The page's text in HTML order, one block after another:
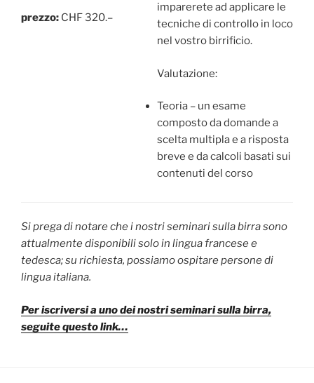
prezzo: CHF 320.–
imparerete ad applicare le
tecniche di controllo in loco
nel vostro birrificio.
Valutazione:
Teoria – un esame
composto da domande a
scelta multipla e a risposta
breve e da calcoli basati sui
contenuti del corso
Si prega di notare che i nostri seminari sulla birra sono
attualmente disponibili solo in lingua francese e
tedesca; su richiesta, possiamo ospitare persone di
lingua italiana.
Per iscriversi a uno dei nostri seminari sulla birra,
seguite questo link…